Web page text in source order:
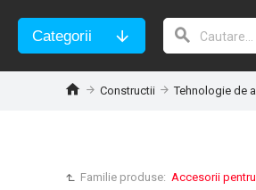
Categorii
Constructii Tehnologie de
Familie produse: Accesorii